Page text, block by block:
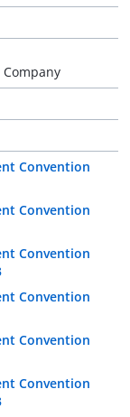
Convention
Convention
Convention
Convention
Convention
Convention